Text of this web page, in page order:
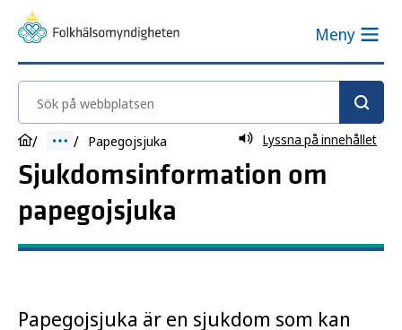
Meny
Sök på webbplatsen
Papegojsjuka Lyssna på innehållet
Sjukdomsinformation om
papegojsjuka
Papegojsjuka är en sjukdom som kan